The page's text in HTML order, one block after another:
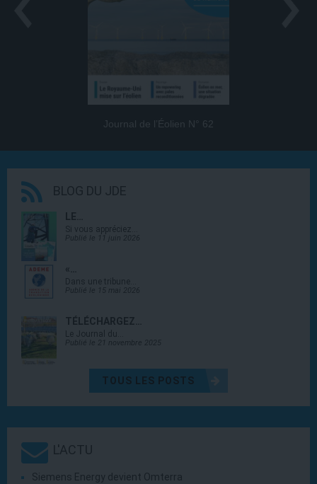
Journal de l’Éolien N° 62
BLOG DU JDE
LE…
Si vous appréciez…
Publié le 11 juin 2026
«…
Dans une tribune…
Publié le 15 mai 2026
TÉLÉCHARGEZ…
Le Journal du…
Publié le 21 novembre 2025
TOUS LES POSTS
L'ACTU
Siemens Energy devient Omterra